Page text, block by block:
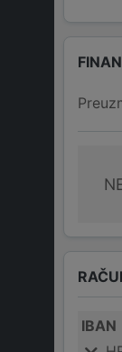
IBAN